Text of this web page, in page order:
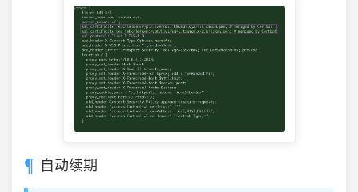
自动续期